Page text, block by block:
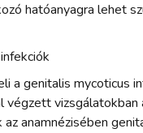
hatóanyagra lehet
a genitalis mycoticus
végzett vizsgálatokban
anamnézisében